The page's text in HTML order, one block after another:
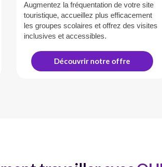
Augmentez la fréquentation de votre site
touristique, accueillez plus efficacement
les groupes scolaires et offrez des visites
inclusives et accessibles.
Découvrir notre offre